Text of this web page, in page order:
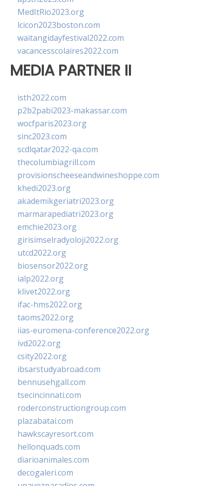
MedItRio2023.org
lcicon2023boston.com
waitangidayfestival2022.com
vacancesscolaires2022.com
MEDIA PARTNER II
isth2022.com
p2b2pabi2023-makassar.com
wocfparis2023.org
sinc2023.com
scdlqatar2022-qa.com
thecolumbiagrill.com
provisionscheeseandwineshoppe.com
khedi2023.org
akademikgeriatri2023.org
marmarapediatri2023.org
emchie2023.org
girisimselradyoloji2022.org
utcd2022.org
biosensor2022.org
ialp2022.org
klivet2022.org
ifac-hms2022.org
taoms2022.org
iias-euromena-conference2022.org
ivd2022.org
csity2022.org
ibsarstudyabroad.com
bennusehgall.com
tsecincinnati.com
roderconstructiongroup.com
plazabatai.com
hawkscayresort.com
hellonquads.com
diarioanimales.com
decogaleri.com